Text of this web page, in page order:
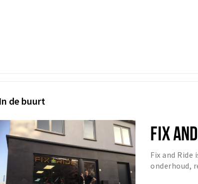
In de buurt
FIX
Fix and Ride
onderhoud,